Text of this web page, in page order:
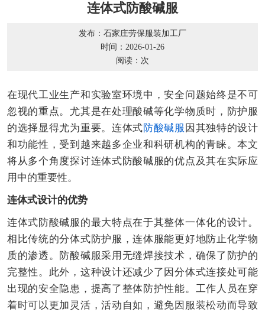
连体式防酸碱服
发布：石家庄劳保服装加工厂
时间：2026-01-26
阅读： 次
在现代工业生产和实验室环境中，安全问题始终是不可
忽视的重点。尤其是在处理酸碱等化学物质时，防护服
的选择显得尤为重要。连体式 防酸碱服 因其独特的设计
和功能性，受到越来越多企业和科研机构的青睐。本文
将从多个角度探讨连体式防酸碱服的优点及其在实际应
用中的重要性。
连体式设计的优势
连体式防酸碱服的最大特点在于其整体一体化的设计。
相比传统的分体式防护服，连体服能更好地防止化学物
质的渗透。防酸碱服采用无缝焊接技术，确保了防护的
完整性。此外，这种设计还减少了因分体式连接处可能
出现的安全隐患，提高了整体防护性能。工作人员在穿
着时可以更加灵活，活动自如，避免因服装松动而导致